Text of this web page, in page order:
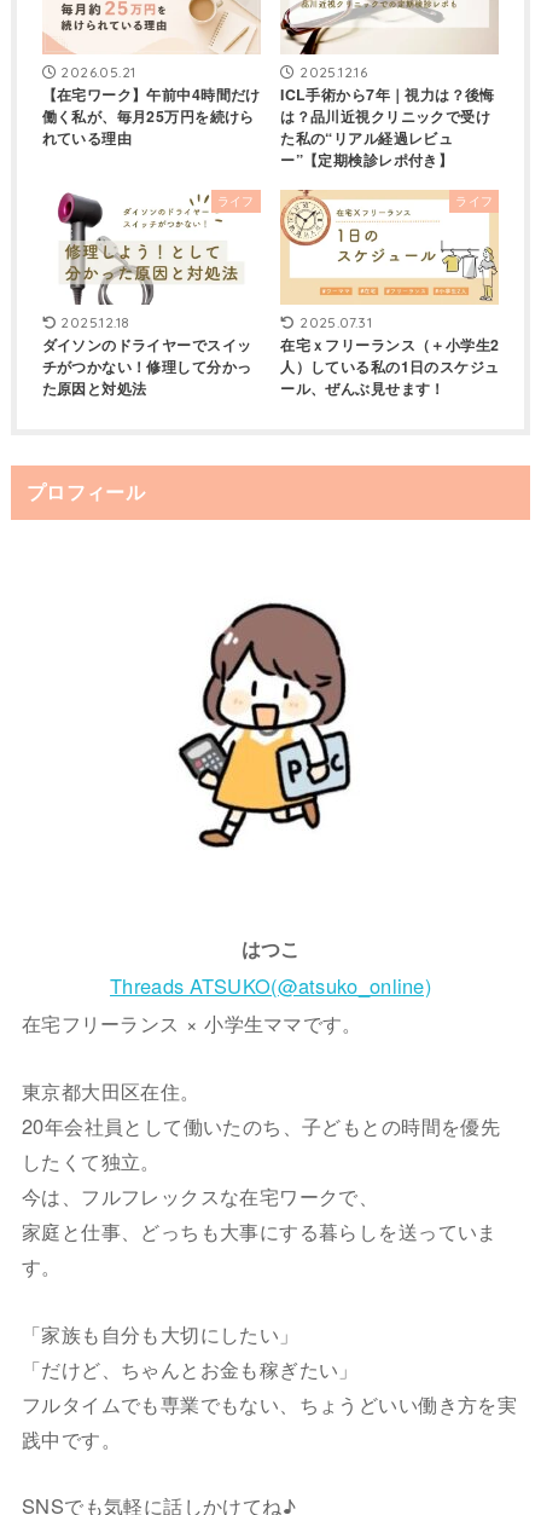
2026.05.21
【在宅ワーク】午前中4時間だけ
働く私が、毎月25万円を続けら
れている理由
2025.12.16
ICL手術から7年｜視力は？後悔
は？品川近視クリニックで受け
た私の“リアル経過レビュ
ー”【定期検診レポ付き】
ライフ
2025.12.18
ダイソンのドライヤーでスイッ
チがつかない！修理して分かっ
た原因と対処法
ライフ
2025.07.31
在宅ｘフリーランス（＋小学生2
人）している私の1日のスケジュ
ール、ぜんぶ見せます！
プロフィール
はつこ
Threads ATSUKO(@atsuko_online)
在宅フリーランス × 小学生ママです。
東京都大田区在住。
20年会社員として働いたのち、子どもとの時間を優先
したくて独立。
今は、フルフレックスな在宅ワークで、
家庭と仕事、どっちも大事にする暮らしを送っていま
す。
「家族も自分も大切にしたい」
「だけど、ちゃんとお金も稼ぎたい」
フルタイムでも専業でもない、ちょうどいい働き方を実
践中です。
SNSでも気軽に話しかけてね♪